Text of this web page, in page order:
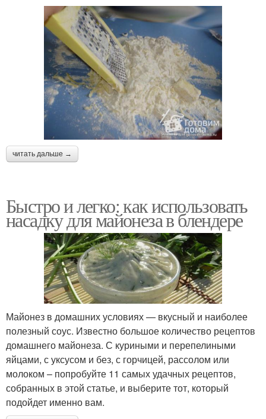
читать дальше →
Быстро и легко: как использовать
насадку для майонеза в блендере
Майонез в домашних условиях — вкусный и наиболее
полезный соус. Известно большое количество рецептов
домашнего майонеза. С куриными и перепелиными
яйцами, с уксусом и без, с горчицей, рассолом или
молоком – попробуйте 11 самых удачных рецептов,
собранных в этой статье, и выберите тот, который
подойдет именно вам.